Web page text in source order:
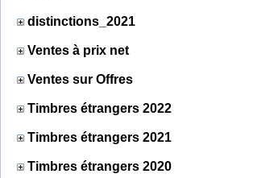
distinctions_2021
Ventes à prix net
Ventes sur Offres
Timbres étrangers 2022
Timbres étrangers 2021
Timbres étrangers 2020